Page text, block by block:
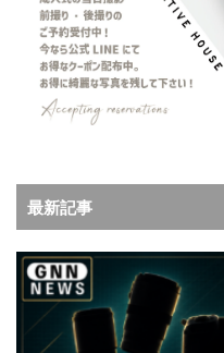
最新記事